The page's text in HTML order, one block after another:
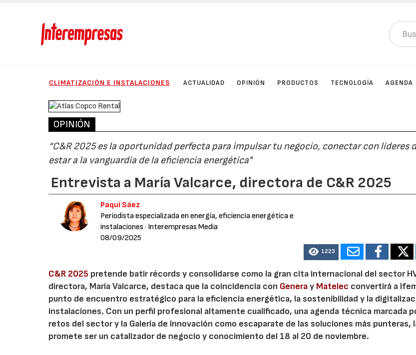
CLIMATIZACIÓN E INSTALACIONES ACTUALIDAD OPINIÓN PRODUCTOS TECNOLOGÍA AGENDA
OPINIÓN
“C&R 2025 es la oportunidad perfecta para impulsar tu negocio, conectar con líderes
estar a la vanguardia de la eficiencia energética"
Entrevista a María Valcarce, directora de C&R 2025
Paqui Sáez
Periodista especializada en energía, eficiencia energética e
instalaciones · Interempresas Media
08/09/2025
1223
C&R 2025 pretende batir récords y consolidarse como la gran cita internacional del sector
directora, María Valcarce, destaca que la coincidencia con Generay Matelec convertirá a
punto de encuentro estratégico para la eficiencia energética, la sostenibilidad y la
instalaciones. Con un perfil profesional altamente cualificado, una agenda técnica marcada
retos del sector y la Galería de Innovación como escaparate de las soluciones más punteras,
promete ser un catalizador de negocio y conocimiento del 18 al 20 de noviembre.